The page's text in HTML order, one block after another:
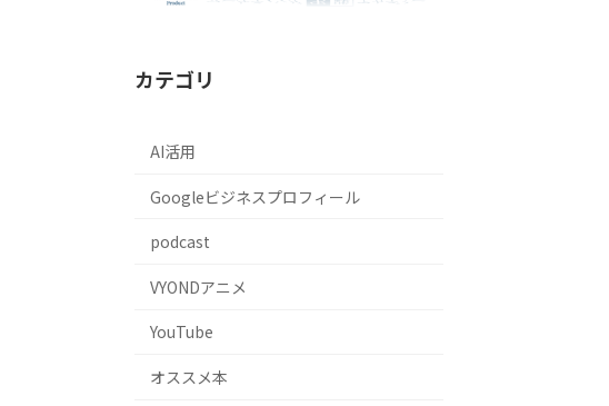
カテゴリ
AI活用
Googleビジネスプロフィール
podcast
VYONDアニメ
YouTube
オススメ本